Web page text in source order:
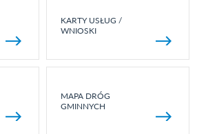
KARTY USŁUG /
WNIOSKI
MAPA DRÓG
GMINNYCH